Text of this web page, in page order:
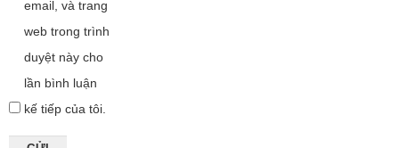
email, và trang
web trong trình
duyệt này cho
lần bình luận
kế tiếp của tôi.